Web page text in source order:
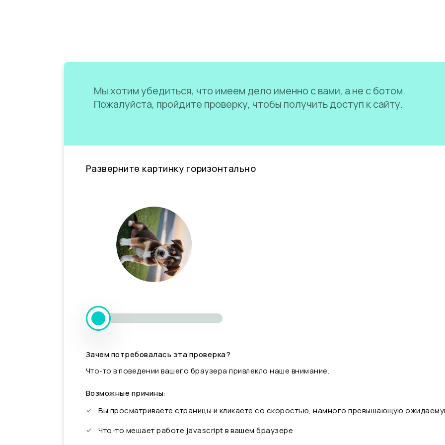
Мы хотим убедиться, что имеем дело именно с вами, а не с ботом.
Пожалуйста, пройдите проверку, чтобы получить доступ к сайту.
Разверните картинку горизонтально
Зачем потребовалась эта проверка?
Что-то в поведении вашего браузера привлекло наше внимание.
Возможные причины:
Вы просматриваете страницы и кликаете со скоростью, намного превышающую
Что-то мешает работе javascript в вашем браузере